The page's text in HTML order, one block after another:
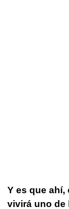
Y es que ahí,
vivirá uno de